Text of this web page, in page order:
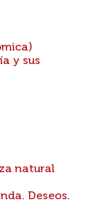
y sus
natural
Deseos.